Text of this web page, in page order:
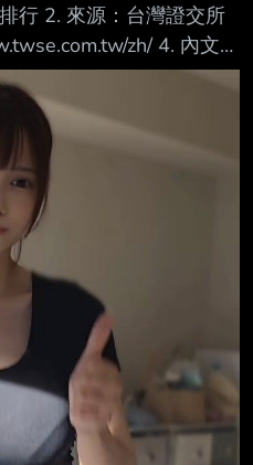
行 2. 來源：台灣證交所
zh/ 4. 內文：
灣50反1 46,046 2 6770
群創 37,748 4 00403A
5 2317 鴻海 21,743 6
大成鋼 14,914 8
9 2303 聯電 14,462 10